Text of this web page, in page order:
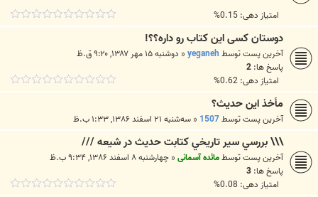
امتیاز دهی: 0.15%
دوستان کسی این کتاب رو داره؟؟!
آخرین پست توسطyeganeh
« دوشنبه ۱۵ مهر ۱۳۸۷, ۹:۲۰ ق.ظ
پاسخ ها: 2
امتیاز دهی: 0.62%
مأخذ اين حديث؟
آخرین پست توسط1507
« سه‌شنبه ۲۱ اسفند ۱۳۸۶, ۱:۳۳ ب.ظ
\\\ بررسي سير تاريخي کتابت حديث در شيعه ///
آخرین پست توسطمائده آسمانی« چهارشنبه ۸ اسفند ۱۳۸۶, ۹:۳۴ ب.ظ
پاسخ ها: 3
امتیاز دهی: 0.08%